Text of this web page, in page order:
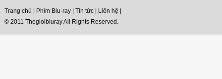
Trang chủ Phim Blu-ray Tin tức Liên hệ
© 2011 Thegioibluray All Rights Reserved.